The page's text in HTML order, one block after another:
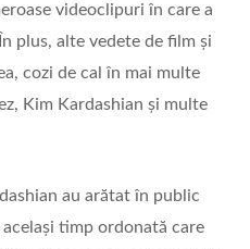
videoclipuri în care a
plus, alte vedete de film și
cozi de cal în mai multe
Kim Kardashian și multe
au arătat în public
timp ordonată care